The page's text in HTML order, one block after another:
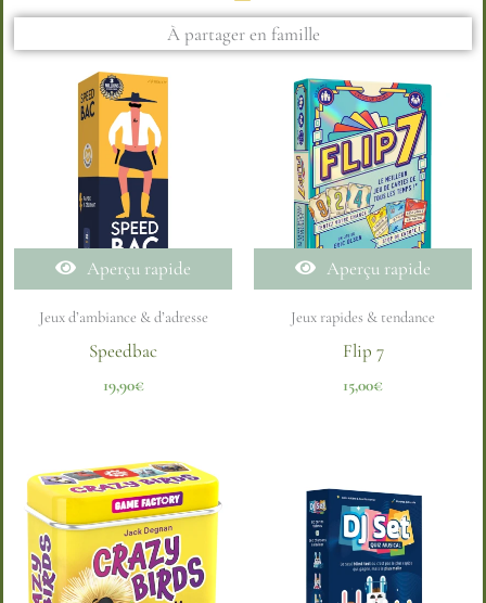
À partager en famille
Aperçu rapide
Jeux d’ambiance & d’adresse
Speedbac
19,90€
Aperçu rapide
Jeux rapides & tendance
Flip 7
15,00€